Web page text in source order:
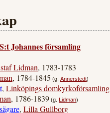
S:t Johannes församling
Lidman, 1783-1783
, 1784-1845 (g. Annerstedt)
, Linköpings domkyrkoförsamling
, 1786-1839 (g. Lidman)
, Lilla Gullborg